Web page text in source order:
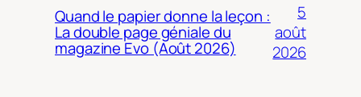
Quand le papier donne la leçon :
La double page géniale du
magazine Evo (Août 2026)
5
août
2026